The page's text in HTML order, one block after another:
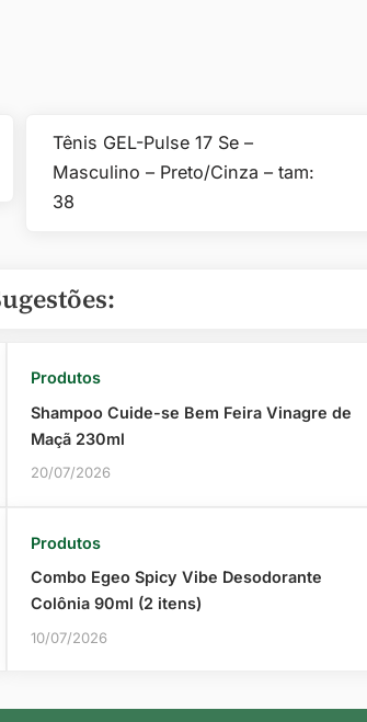
Next
Post:
Tênis GEL-Pulse 17 Se –
Masculino – Preto/Cinza – tam:
38
Produtos
Shampoo Cuide-se Bem Feira Vinagre de
Maçã 230ml
20/07/2026
Produtos
Combo Egeo Spicy Vibe Desodorante
Colônia 90ml (2 itens)
10/07/2026